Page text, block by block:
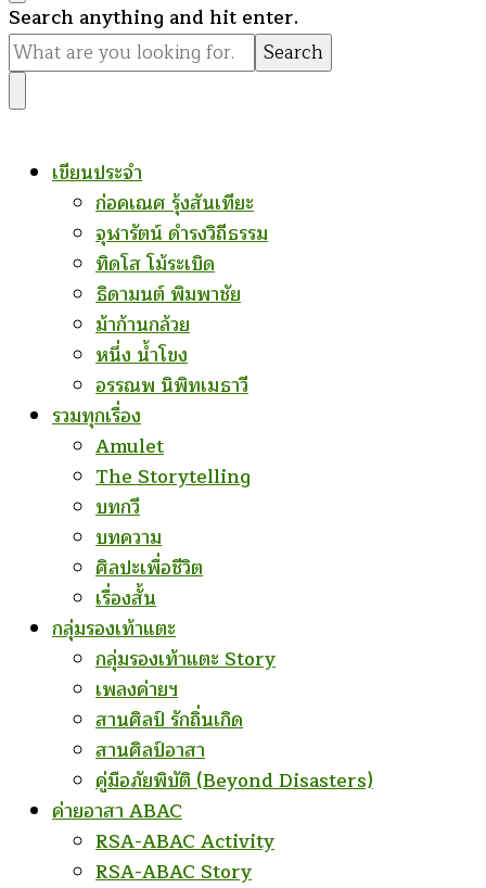
Looking
for
Something?
Search anything and hit enter.
เขียนประจำ
ก่อคเณศ รุ้งสันเทียะ
จุฬารัตน์ ดำรงวิถีธรรม
ทิดโส โม้ระเบิด
ธิดามนต์ พิมพาชัย
ม้าก้านกล้วย
หนึ่ง น้ำโขง
อรรณพ นิพิทเมธาวี
รวมทุกเรื่อง
Amulet
The Storytelling
บทกวี
บทความ
ศิลปะเพื่อชีวิต
เรื่องสั้น
กลุ่มรองเท้าแตะ
กลุ่มรองเท้าแตะ Story
เพลงค่ายฯ
สานศิลป์ รักถิ่นเกิด
สานศิลป์อาสา
คู่มือภัยพิบัติ (Beyond Disasters)
ค่ายอาสา ABAC
RSA-ABAC Activity
RSA-ABAC Story